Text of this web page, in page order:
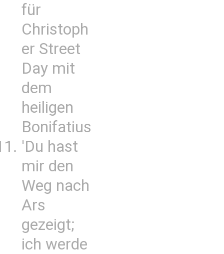
für
Christoph
er Street
Day mit
dem
heiligen
Bonifatius
'Du hast
mir den
Weg nach
Ars
gezeigt;
ich werde